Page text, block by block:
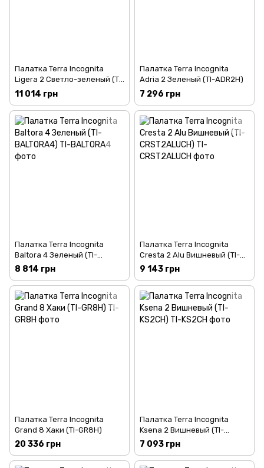
Палатка Terra Incognita
Ligera 2 Светло-зеленый (TI-
LGR2)
11 014 грн
Палатка Terra Incognita
Adria 2 Зеленый (TI-ADR2H)
7 296 грн
Палатка Terra Incognita
Baltora 4 Зеленый (TI-
BALTORA4)
8 814 грн
Палатка Terra Incognita
Cresta 2 Alu Вишневый (TI-
CRST2ALUCH)
9 143 грн
Палатка Terra Incognita
Grand 8 Хаки (TI-GR8H)
20 336 грн
Палатка Terra Incognita
Ksena 2 Вишневый (TI-
KS2CH)
7 093 грн